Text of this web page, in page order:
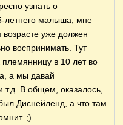
узнать о
летнего малыша, мне
возрасте уже должен
воспринимать. Тут
племянницу в 10 лет во
а мы давай
т.д. В общем, оказалось,
Диснейленд, а что там
;)